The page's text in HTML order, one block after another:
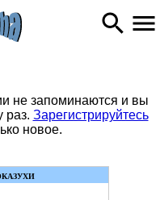
не запоминаются и вы
раз. Зарегистрируйтесь
новое.